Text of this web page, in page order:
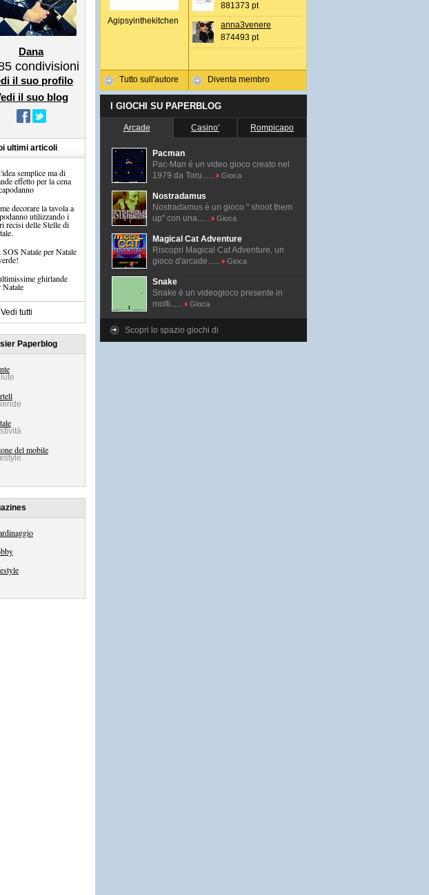
Dana
condivisioni
il suo profilo
il suo blog
ultimi articoli
semplice ma di
effetto per la cena
decorare la tavola a
utilizzando i
recisi delle Stelle di
Natale per Natale
ghirlande
Natale
Vedi tutti
Paperblog
del mobile
Agipsyinthekitchen
Tutto sull'autore
881373 pt
anna3venere
874493 pt
Diventa membro
I GIOCHI SU PAPERBLOG
Arcade Casino' Rompicapo
Pacman
Pac-Man é un video gioco creato nel
1979 da Toru......
Gioca
Nostradamus
Nostradamus è un gioco " shoot them
up" con una......
Gioca
Magical Cat Adventure
Riscopri Magical Cat Adventure, un
gioco d'arcade......
Gioca
Snake
Snake è un videogioco presente in
molti......
Gioca
Scopri lo spazio giochi di